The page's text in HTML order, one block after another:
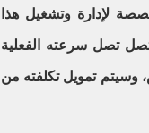
لإدارة وتشغيل هذا
تصل سرعته الفعلية
سرعته التصميمة إلى 250 كم/ س، وسيتم تمويل تكلفته من